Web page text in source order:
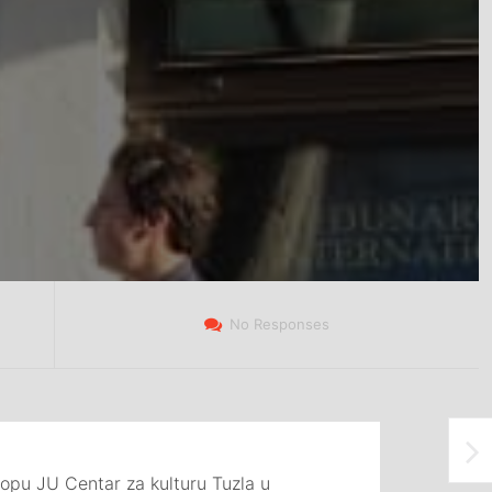
No Responses
JU Centar za kulturu Tuzla u